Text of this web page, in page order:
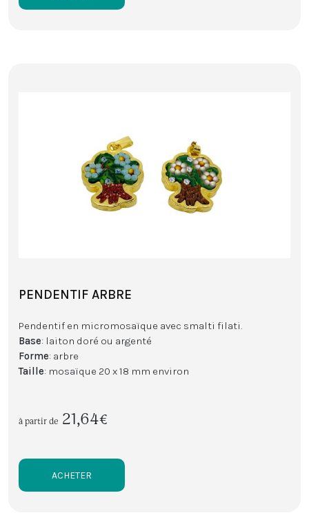
PENDENTIF ARBRE
Pendentif en micromosaïque avec smalti filati.
Base: laiton doré ou argenté
Forme: arbre
Taille: mosaïque 20 x 18 mm environ
à partir de 21,64€
ACHETER